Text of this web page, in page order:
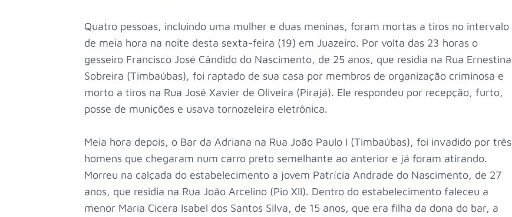
Quatro pessoas, incluindo uma mulher e duas meninas, foram mortas a tiros no intervalo
de meia hora na noite desta sexta-feira (19) em Juazeiro. Por volta das 23 horas o
gesseiro Francisco José Cândido do Nascimento, de 25 anos, que residia na Rua Ernestina
Sobreira (Timbaúbas), foi raptado de sua casa por membros de organização criminosa e
morto a tiros na Rua José Xavier de Oliveira (Pirajá). Ele respondeu por recepção, furto,
posse de munições e usava tornozeleira eletrônica.
Meia hora depois, o Bar da Adriana na Rua João Paulo I (Timbaúbas), foi invadido por três
homens que chegaram num carro preto semelhante ao anterior e já foram atirando.
Morreu na calçada do estabelecimento a jovem Patrícia Andrade do Nascimento, de 27
anos, que residia na Rua João Arcelino (Pio XII). Dentro do estabelecimento faleceu a
menor Maria Cicera Isabel dos Santos Silva, de 15 anos, que era filha da dona do bar, a